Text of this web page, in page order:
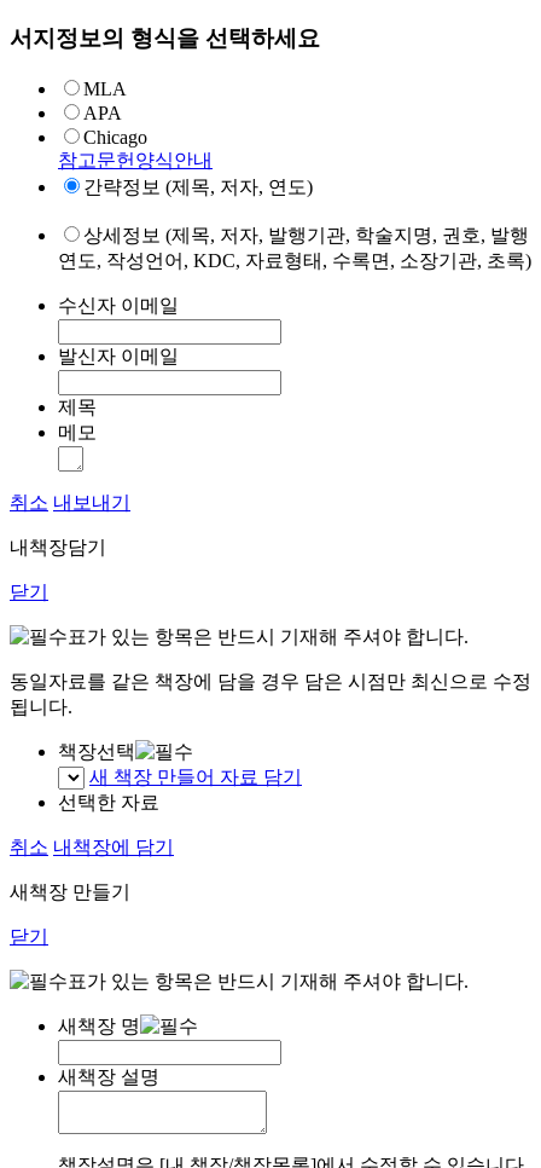
서지정보의 형식을 선택하세요
MLA
APA
Chicago
참고문헌양식안내
간략정보 (제목, 저자, 연도)
상세정보 (제목, 저자, 발행기관, 학술지명, 권호, 발행
연도, 작성언어, KDC, 자료형태, 수록면, 소장기관, 초록)
수신자 이메일
발신자 이메일
제목
메모
취소 내보내기
내책장담기
닫기
표가 있는 항목은 반드시 기재해 주셔야 합니다.
동일자료를 같은 책장에 담을 경우 담은 시점만 최신으로 수정
됩니다.
책장선택
새 책장 만들어 자료 담기
선택한 자료
취소 내책장에 담기
새책장 만들기
닫기
표가 있는 항목은 반드시 기재해 주셔야 합니다.
새책장 명
새책장 설명